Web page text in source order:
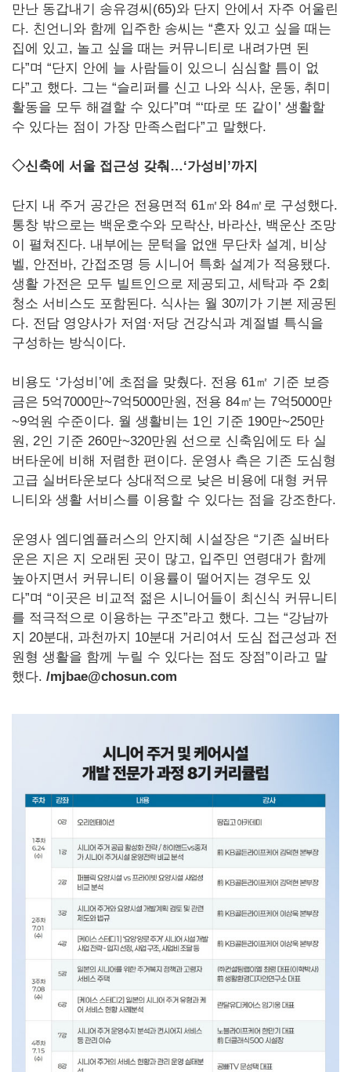
만난 동갑내기 송유경씨(65)와 단지 안에서 자주 어울린
다. 친언니와 함께 입주한 송씨는 “혼자 있고 싶을 때는
집에 있고, 놀고 싶을 때는 커뮤니티로 내려가면 된
다”며 “단지 안에 늘 사람들이 있으니 심심할 틈이 없
다”고 했다. 그는 “슬리퍼를 신고 나와 식사, 운동, 취미
활동을 모두 해결할 수 있다”며 “‘따로 또 같이’ 생활할
수 있다는 점이 가장 만족스럽다”고 말했다.
◇신축에 서울 접근성 갖춰…‘가성비’까지
단지 내 주거 공간은 전용면적 61㎡와 84㎡로 구성했다.
통창 밖으로는 백운호수와 모락산, 바라산, 백운산 조망
이 펼쳐진다. 내부에는 문턱을 없앤 무단차 설계, 비상
벨, 안전바, 간접조명 등 시니어 특화 설계가 적용됐다.
생활 가전은 모두 빌트인으로 제공되고, 세탁과 주 2회
청소 서비스도 포함된다. 식사는 월 30끼가 기본 제공된
다. 전담 영양사가 저염·저당 건강식과 계절별 특식을
구성하는 방식이다.
비용도 ‘가성비’에 초점을 맞췄다. 전용 61㎡ 기준 보증
금은 5억7000만~7억5000만원, 전용 84㎡는 7억5000만
~9억원 수준이다. 월 생활비는 1인 기준 190만~250만
원, 2인 기준 260만~320만원 선으로 신축임에도 타 실
버타운에 비해 저렴한 편이다. 운영사 측은 기존 도심형
고급 실버타운보다 상대적으로 낮은 비용에 대형 커뮤
니티와 생활 서비스를 이용할 수 있다는 점을 강조한다.
운영사 엠디엠플러스의 안지혜 시설장은 “기존 실버타
운은 지은 지 오래된 곳이 많고, 입주민 연령대가 함께
높아지면서 커뮤니티 이용률이 떨어지는 경우도 있
다”며 “이곳은 비교적 젊은 시니어들이 최신식 커뮤니티
를 적극적으로 이용하는 구조”라고 했다. 그는 “강남까
지 20분대, 과천까지 10분대 거리여서 도심 접근성과 전
원형 생활을 함께 누릴 수 있다는 점도 장점”이라고 말
했다. /mjbae@chosun.com